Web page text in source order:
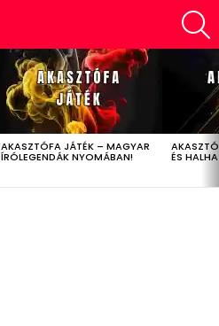
AKASZTÓFA JÁTÉK – MAGYAR
ÍRÓLEGENDÁK NYOMÁBAN! ÉS